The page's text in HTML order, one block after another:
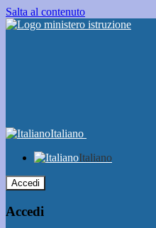
Salta al contenuto
Italiano
Italiano
Accedi
Accedi